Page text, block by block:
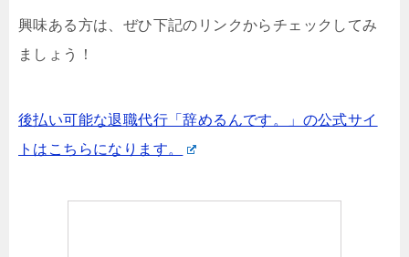
興味ある方は、ぜひ下記のリンクからチェックしてみ
ましょう！
後払い可能な退職代行「辞めるんです。」の公式サイ
トはこちらになります。